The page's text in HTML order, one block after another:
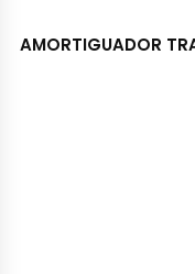
AMORTIGUADOR